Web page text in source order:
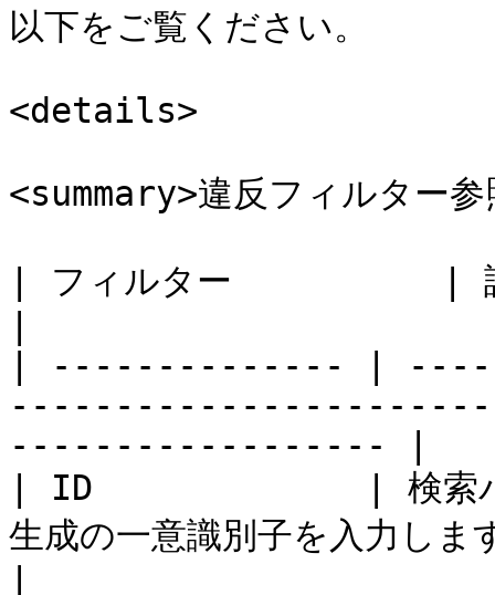
以下をご覧ください。
<details>
<summary>違反フィルター
| フィルター          |
| -------------- |
------------------ |
| ID             | 検索バー
生成の一意識別子を入力しま